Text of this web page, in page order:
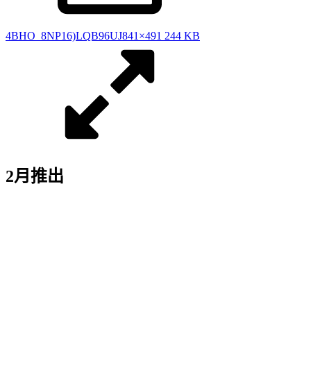
4BHO_8NP16)LQB96UJ841×491 244 KB
2月推出